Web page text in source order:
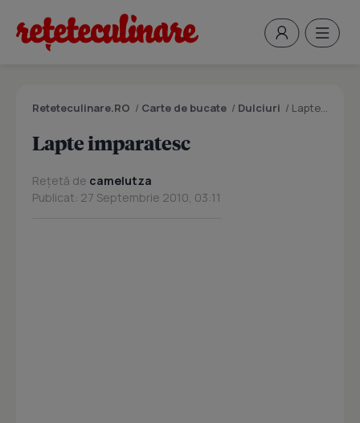
Reteteculinare.RO / Carte de bucate / Dulciuri / Lapte imparatesc
Lapte imparatesc
Rețetă de camelutza
Publicat: 27 Septembrie 2010, 03:11